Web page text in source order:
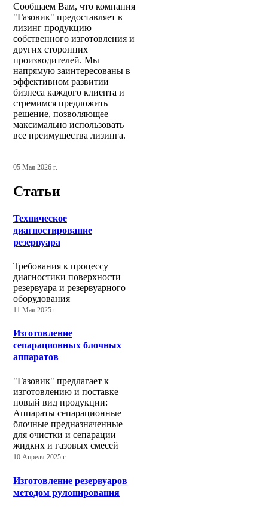
Сообщаем Вам, что компания
"Газовик" предоставляет в
лизинг продукцию
собственного изготовления и
других сторонних
производителей. Мы
напрямую заинтересованы в
эффективном развитии
бизнеса каждого клиента и
стремимся предложить
решение, позволяющее
максимально использовать
все преимущества лизинга.
05 Мая 2026 г.
Статьи
Техническое
диагностирование
резервуара
Требования к процессу
диагностики поверхности
резервуара и резервуарного
оборудования
11 Мая 2025 г.
Изготовление
сепарационных блочных
аппаратов
"Газовик" предлагает к
изготовлению и поставке
новый вид продукции:
Аппараты сепарационные
блочные предназначенные
для очистки и сепарации
жидких и газовых смесей
10 Апреля 2025 г.
Изготовление резервуаров
методом рулонирования